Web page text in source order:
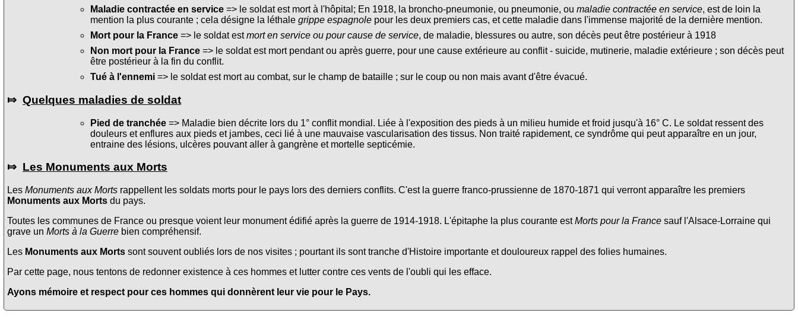
Maladie contractée en service => le soldat est mort à l'hôpital; En 1918, la broncho-pneumonie, ou pneumonie, ou maladie contractée en service, est de loin la
mention la plus courante ; cela désigne la léthale grippe espagnole pour les deux premiers cas, et cette maladie dans l'immense majorité de la dernière mention.
Mort pour la France => le soldat estmort en service ou pour cause de service, de maladie, blessures ou autre, son décès peut être postérieur à 1918
Non mort pour la France => le soldat est mort pendant ou après guerre, pour une cause extérieure au conflit - suicide, mutinerie, maladie extérieure ; son décès peut
être postérieur à la fin du conflit.
Tué à l'ennemi => le soldat est mort au combat, sur le champ de bataille ; sur le coup ou non mais avant d'être évacué.
⤇ Quelques maladies de soldat
Pied de tranchée => Maladie bien décrite lors du 1° conflit mondial. Liée à l'exposition des pieds à un milieu humide et froid jusqu'à 16° C. Le soldat ressent des
douleurs et enflures aux pieds et jambes, ceci lié à une mauvaise vascularisation des tissus. Non traité rapidement, ce syndrôme qui peut apparaître en un jour,
entraine des lésions, ulcères pouvant aller à gangrène et mortelle septicémie.
⤇ Les Monuments aux Morts
Les Monuments aux Morts rappellent les soldats morts pour le pays lors des derniers conflits. C'est la guerre franco-prussienne de 1870-1871 qui verront apparaître les premiers
Monuments aux Morts du pays.
Toutes les communes de France ou presque voient leur monument édifié après la guerre de 1914-1918. L'épitaphe la plus courante estMorts pour la France sauf l'Alsace-Lorraine qui
grave un Morts à la Guerre bien compréhensif.
Les Monuments aux Morts sont souvent oubliés lors de nos visites ; pourtant ils sont tranche d'Histoire importante et douloureux rappel des folies humaines.
Par cette page, nous tentons de redonner existence à ces hommes et lutter contre ces vents de l'oubli qui les efface.
Ayons mémoire et respect pour ces hommes qui donnèrent leur vie pour le Pays.